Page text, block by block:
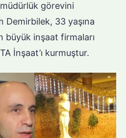
görevini
Demirbilek, 33 yaşına
büyük inşaat firmaları
İnşaat’ı kurmuştur.